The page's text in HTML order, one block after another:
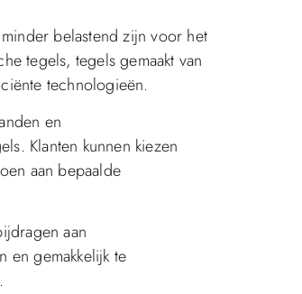
belastend zijn voor het
tegels, tegels gemaakt van
technologieën.
en
Klanten kunnen kiezen
aan bepaalde
aan
en gemakkelijk te